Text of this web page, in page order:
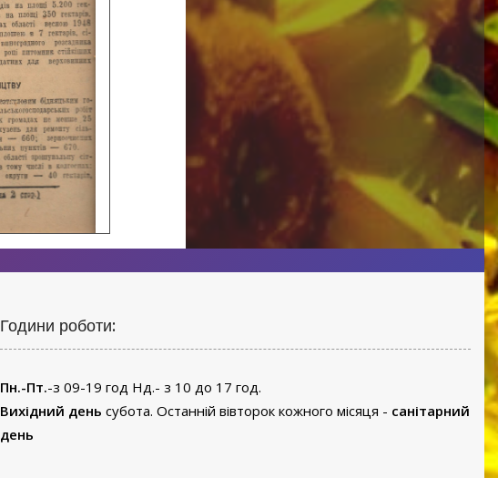
Години роботи:
Пн.-Пт.-з 09-19 год Нд.- з 10 до 17 год.
Вихідний день субота. Останній вівторок кожного місяця - санітарний
день